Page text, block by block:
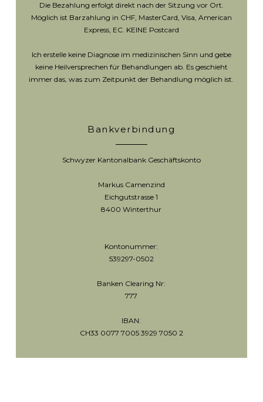
Die Bezahlung erfolgt direkt nach der Sitzung vor Ort.
Möglich ist Barzahlung in CHF, MasterCard, Visa, American
Express, EC. KEINE Postcard
Ich erstelle keine Diagnose im medizinischen Sinn und gebe
keine Heilversprechen für Behandlungen ab. Es geschieht
immer das, was zum Zeitpunkt der Behandlung möglich ist.
Bankverbindung
Schwyzer Kantonalbank Geschäftskonto
Markus Camenzind
Eichgutstrasse 1
8400 Winterthur
Kontonummer:
539297-0502
Banken Clearing Nr:
777
IBAN:
CH33 0077 7005 3929 7050 2